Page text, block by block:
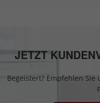
JETZT
Begeistert? Empfehlen